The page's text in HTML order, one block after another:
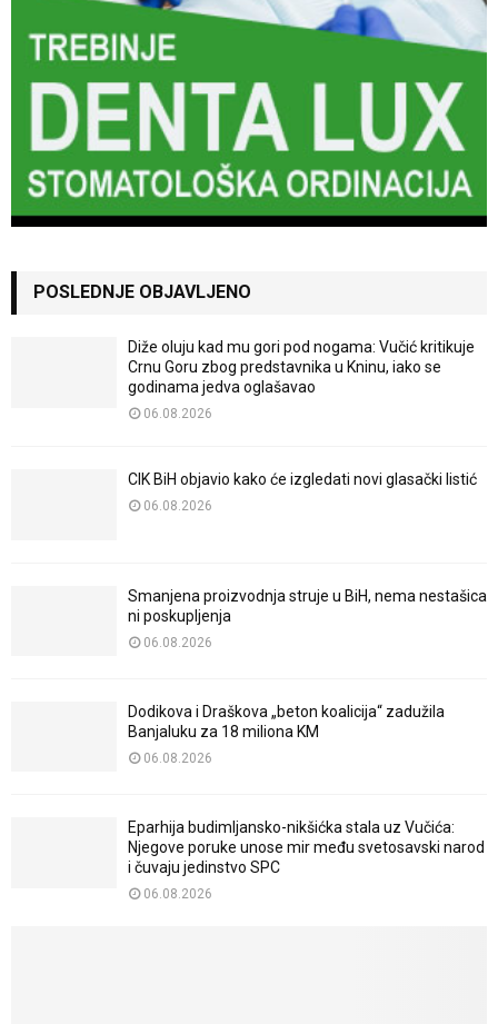
POSLEDNJE OBJAVLJENO
Diže oluju kad mu gori pod nogama: Vučić kritikuje
Crnu Goru zbog predstavnika u Kninu, iako se
godinama jedva oglašavao
06.08.2026
CIK BiH objavio kako će izgledati novi glasački listić
06.08.2026
Smanjena proizvodnja struje u BiH, nema nestašica
ni poskupljenja
06.08.2026
Dodikova i Draškova „beton koalicija“ zadužila
Banjaluku za 18 miliona KM
06.08.2026
Eparhija budimljansko-nikšićka stala uz Vučića:
Njegove poruke unose mir među svetosavski narod
i čuvaju jedinstvo SPC
06.08.2026